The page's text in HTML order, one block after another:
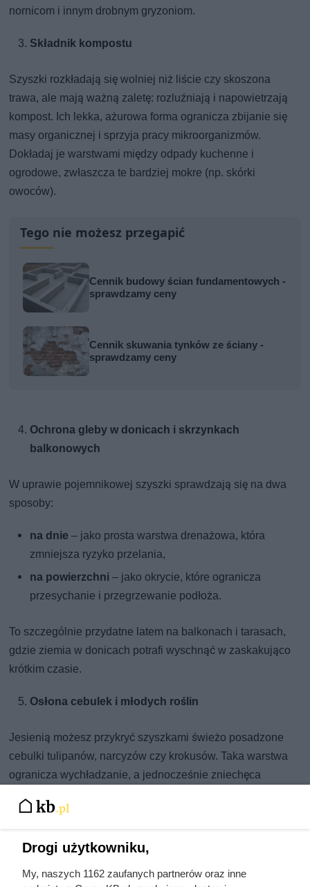
nornicom i innym drobnym gryzoniom.
Składnik kompostu
Szyszki rozkładają się wolniej niż liście czy skoszona
trawa, ale mają ważną zaletę: rozluźniają i napowietrzają
kompost. Ich lekka, ażurowa forma ogranicza zbijanie się
masy organicznej i sprzyja pracy mikroorganizmów.
Dokładaj je warstwami między odpady kuchenne i
ogrodowe, zwłaszcza te bardziej mokre (np. skórki
owoców).
Tego nie możesz przegapić
Cennik budowy ścian fundamentowych -
sprawdzamy ceny
Cennik skuwania tynków ze ściany -
sprawdzamy ceny
Ochrona gleby w donicach i skrzynkach
balkonowych
W uprawie pojemnikowej szyszki sprawdzają się na dwa
sposoby:
na dnie – jako prosta warstwa drenażowa, która
zmniejsza ryzyko przelania,
na powierzchni – jako okrycie, które ogranicza
przesychanie i przegrzewanie podłoża.
To szczególnie przydatne latem na balkonach i tarasach,
gdzie ziemia w donicach potrafi wyschnąć w zaskakująco
krótkim czasie.
Osłona cebulek i młodych roślin
Jesienią możesz przykryć szyszkami świeżo posadzone
cebulki tulipanów, narcyzów czy krokusów. Taka warstwa
ogranicza wychładzanie, a jednocześnie zniechęca
zdejmiesz w chwilę albo delikatnie wmieszasz je w
Drogi użytkowniku,
My, naszych 1162 zaufanych partnerów oraz inne